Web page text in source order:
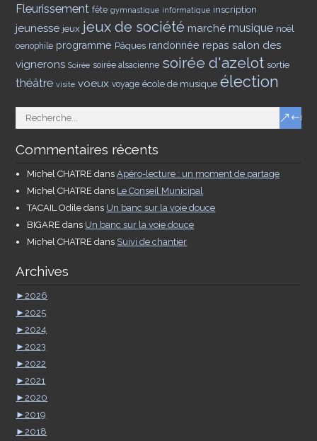
Fleurissement fête gymnastique informatique inscription
jeunesse jeux jeux de société marché musique noël
oenophile programme Pâques randonnée repas salon des
vignerons Soirée soirée alsacienne soirée d'azelot sortie
théâtre visite voeux voyage école de musique élection
Commentaires récents
Michel CHATRE dansApéro-lecture : un moment de partage
Michel CHATRE dans Le Conseil Municipal
TACAIL Odile dans Un banc sur la voie douce
BIGARE dans Un banc sur la voie douce
Michel CHATRE dans Suivi de chantier
Archives
►2026
►2025
►2024
►2023
►2022
►2021
►2020
►2019
►2018